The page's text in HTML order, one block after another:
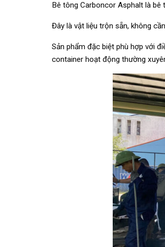
Bê tông Carboncor Asphalt là
Đây là vật liệu trộn sẵn, không
Sản phẩm đặc biệt phù hợp với
container hoạt động thường